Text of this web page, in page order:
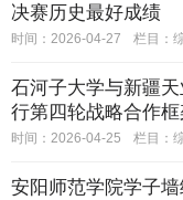
决赛历史最好成绩
时间：2026-04-27 栏目：
石河子大学与新疆
行第四轮战略合作
时间：2026-04-25 栏目：
安阳师范学院学子